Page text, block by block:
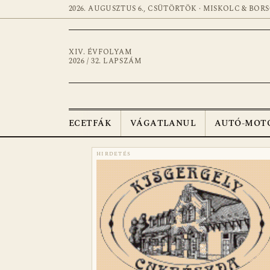
2026. AUGUSZTUS 6., CSÜTÖRTÖK · MISKOLC &
XIV. ÉVFOLYAM
2026 / 32. LAPSZÁM
ECETFÁK VÁGATLANUL AUTÓ-
HIRDETÉS